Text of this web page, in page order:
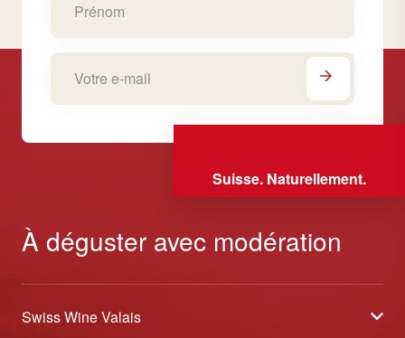
Suisse. Naturellement.
À déguster avec modération
Swiss Wine Valais